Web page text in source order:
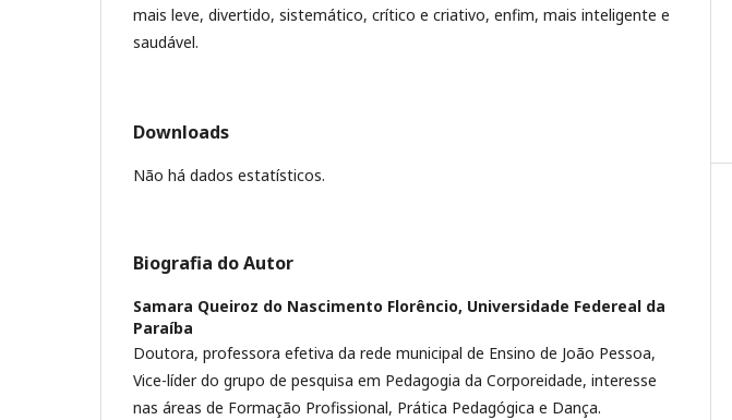
mais leve, divertido, sistemático, crítico e criativo, enfim, mais inteligente e
saudável.
Downloads
Não há dados estatísticos.
Biografia do Autor
Samara Queiroz do Nascimento Florêncio, Universidade Federeal da
Paraíba
Doutora, professora efetiva da rede municipal de Ensino de João Pessoa,
Vice-líder do grupo de pesquisa em Pedagogia da Corporeidade, interesse
nas áreas de Formação Profissional, Prática Pedagógica e Dança.